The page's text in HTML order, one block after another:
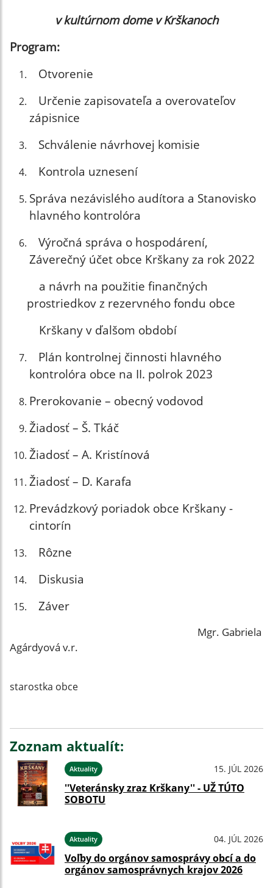
v kultúrnom dome v Krškanoch
Program:
Otvorenie
Určenie zapisovateľa a overovateľov
zápisnice
Schválenie návrhovej komisie
Kontrola uznesení
Správa nezávislého audítora a Stanovisko
hlavného kontrolóra
Výročná správa o hospodárení,
Záverečný účet obce Krškany za rok 2022
a návrh na použitie finančných
prostriedkov z rezervného fondu obce
Krškany v ďalšom období
Plán kontrolnej činnosti hlavného
kontrolóra obce na II. polrok 2023
Prerokovanie – obecný vodovod
Žiadosť – Š. Tkáč
Žiadosť – A. Kristínová
Žiadosť – D. Karafa
Prevádzkový poriadok obce Krškany -
cintorín
Rôzne
Diskusia
Záver
Mgr. Gabriela
Agárdyová v.r.
starostka obce
Zoznam aktualít:
Aktuality 15. JÚL 2026
''Veteránsky zraz Krškany'' - UŽ TÚTO
SOBOTU
Aktuality 04. JÚL 2026
Voľby do orgánov samosprávy obcí a do
orgánov samosprávnych krajov 2026